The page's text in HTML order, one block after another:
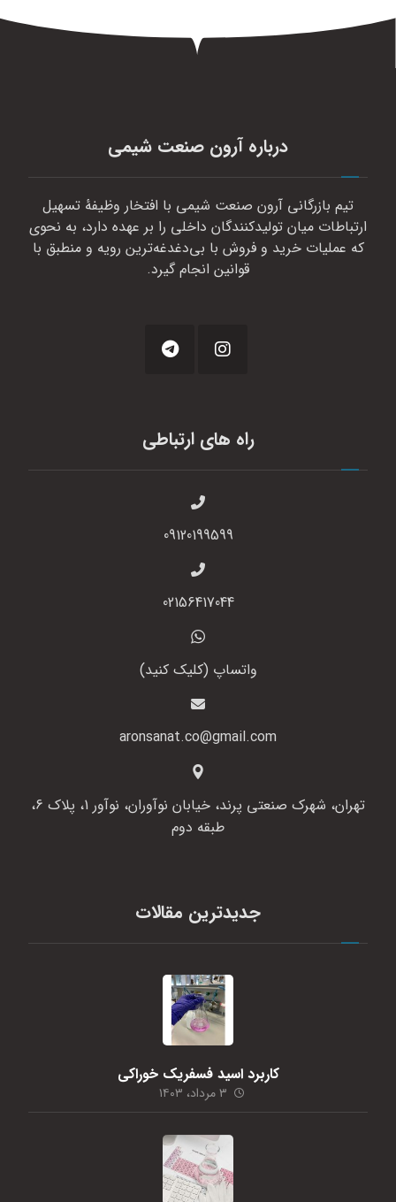
درباره آرون صنعت شیمی
تیم بازرگانی آرون صنعت شیمی با افتخار وظیفهٔ تسهیل
ارتباطات میان تولیدکنندگان داخلی را بر عهده دارد، به نحوی
که عملیات خرید و فروش با بی‌دغدغه‌ترین رویه و منطبق با
قوانین انجام گیرد.
راه های ارتباطی
09120199599
02156417044
واتساپ (کلیک کنید)
aronsanat.co@gmail.com
تهران، شهرک صنعتی پرند، خیابان نوآوران، نوآور 1، پلاک 6،
طبقه دوم
جدیدترین مقالات
کاربرد اسید فسفریک خوراکی
۳ مرداد، ۱۴۰۳